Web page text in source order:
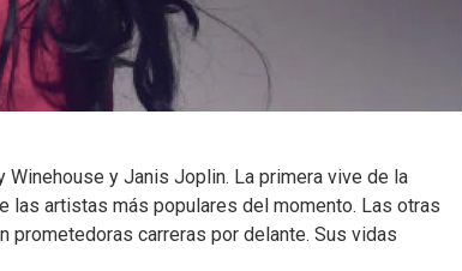
Winehouse y Janis Joplin. La primera vive de la
las artistas más populares del momento. Las otras
prometedoras carreras por delante. Sus vidas